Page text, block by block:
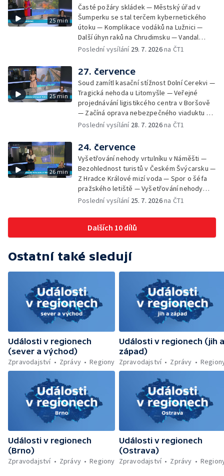
Děčíně — Biokoridor pro užovku stromovou
— Záchrana liblického vysílače — První
koncert Diany Ross v Česku — Výroba
obrněných vozidel CV90 — Biokoridor pod
vedením vysokého napětí
25 min
Časté požáry skládek — Městský úřad v
Šumperku se stal terčem kybernetického
útoku — Komplikace vodáků na Lužnici —
Další úhyn raků na Chrudimsku — Vandal
poškodil okna na Ještědu — Lvice Elza má
defibrilátorů — 194 km/h po dálnici D6 —
Problém s likvidací kadmia — Vězni na
Frýdlantsku čistí koryto potoka — Antikolizní
systém tramvají Škoda 40T — Praha má šanci
na rekordní turistickou sezonu — Začíná
festival PernštejnLove v Pardubicích — Jelen
albín na Litoměřicku — Čeští vědci se
Poslední vysílání 29. 7. 2026na ČT1
25 min
27. července
Soud zamítl kasační stížnost Dolní Cerekvi —
Tragická nehoda u Litomyšle — Veřejné
projednávání ligistikcého centra v Boršově
— Začíná oprava nebezpečného viaduktu v
Klatovech — Pražská koalice o zásahu na
na Českolipsku — Úřednice na pachatele
napojená nebyla — Nižší zájem o Novou
zelenou úsporám — Problémy řidičů v
KRNAP kvůli navigaci — Dohašování požáru
lesa u Velhartic — Další rozsáhlý lesní požár
likvidovali hasiči u Dolní Radechové na
Náchodsku — Znovuotevření rozhledny na
polovině — Požár v kempu na Pardubicku —
Wonkův most po rekonstrukci — Letiště
— V Plzni přibývá nelegálních graffiti
Poslední vysílání 28. 7. 2026na ČT1
26 min
24. července
Vyšetřování nehody vrtulníku v Náměšti —
Bezohlednost turistů v Českém Švýcarsku —
Z Hradce Králové mizí voda — Spor o šéfa
pražského letiště — Vyšetřování nehody
vlaku na Táborsku — Stavba tunelu se
silnici I/35 — Začíná letní filmová škola —
Motivace pacientů k preventivním
prohlídkám — Přibývá nehod a zranění
ubytoven v Ostravě — Vězni na
za dlouhodobé týrání psů — Kontroly
farmářských trhů — Ochrana Lesního
koupaliště v Ruprechticích — Umělý sníh na
vrcholu Černé hory — Zrestaurované sochy
se vrátily na pražský orloj
Poslední vysílání 25. 7. 2026na ČT1
Dalších 10 dílů
Ostatní také sledují
Události v regionech
(sever a východ)
Zpravodajství
Zprávy Regiony
Události v regionech (jih a
západ)
Zpravodajství
Zprávy
Události v regionech
(Brno)
Zpravodajství
Zprávy Regiony
Události v regionech
(Ostrava)
Zpravodajství
Zprávy